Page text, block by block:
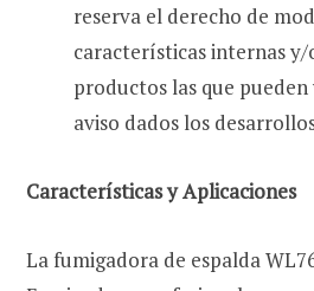
reserva el derecho de
características internas
productos las que
aviso dados los
Características y Aplicaciones
La fumigadora de espalda